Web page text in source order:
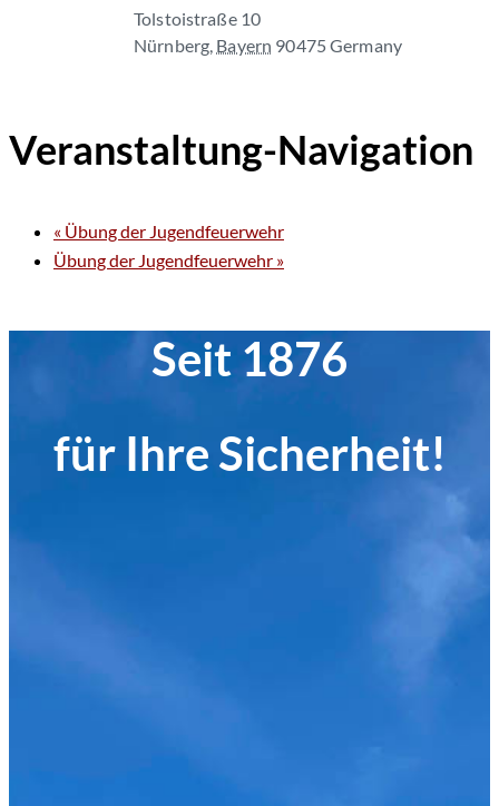
Tolstoistraße 10
Nürnberg, Bayern 90475Germany
Veranstaltung-Navigation
« Übung der Jugendfeuerwehr
Übung der Jugendfeuerwehr »
Seit 1876
für Ihre Sicherheit!